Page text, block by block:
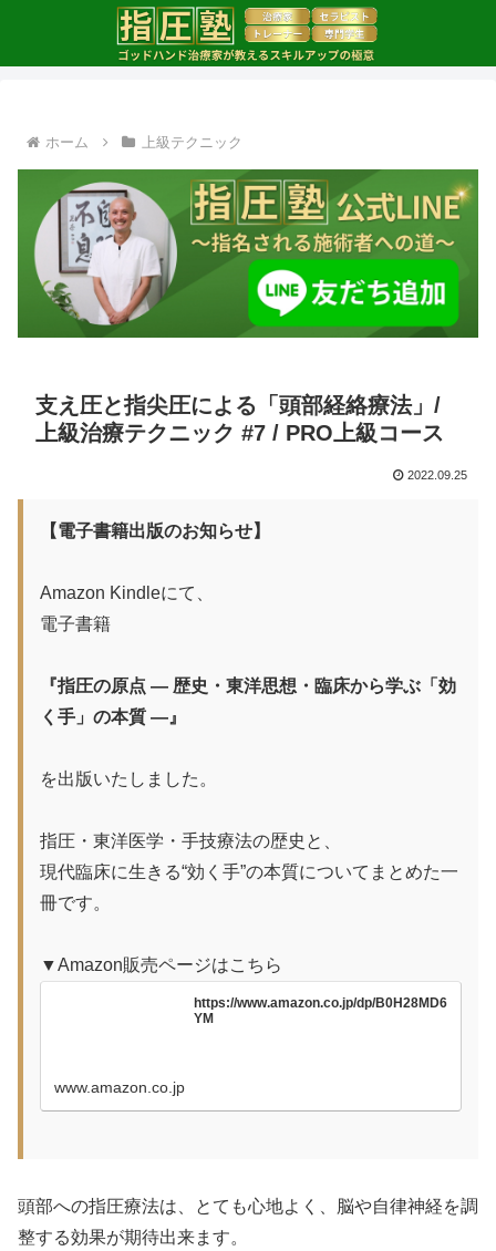
ホーム 上級テクニック
支え圧と指尖圧による「頭部経絡療法」/
上級治療テクニック #7 / PRO上級コース
2022.09.25
【電子書籍出版のお知らせ】
Amazon Kindleにて、
電子書籍
『指圧の原点 ― 歴史・東洋思想・臨床から学ぶ「効
く手」の本質 ―』
を出版いたしました。
指圧・東洋医学・手技療法の歴史と、
現代臨床に生きる“効く手”の本質についてまとめた一
冊です。
▼Amazon販売ページはこちら
https://www.amazon.co.jp/dp/B0H28MD6
YM
www.amazon.co.jp
頭部への指圧療法は、とても心地よく、脳や自律神経を調
整する効果が期待出来ます。